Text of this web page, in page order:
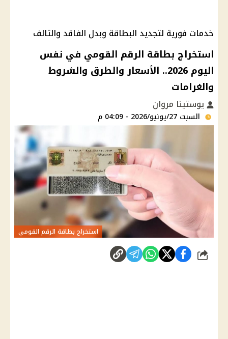
خدمات فورية لتجديد البطاقة وبدل الفاقد والتالف
استخراج بطاقة الرقم القومي في نفس
اليوم 2026.. الأسعار والطرق والشروط
والغرامات
يوستينا مروان
السبت 27/يونيو/2026 - 04:09 م
استخراج بطاقة الرقم القومي
شارك